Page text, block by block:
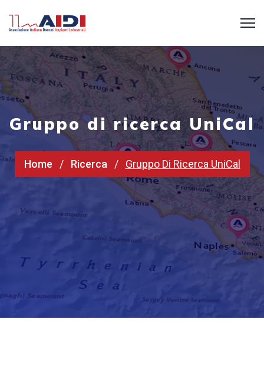
Gruppo di ricerca UniCal
Home Ricerca Gruppo Di Ricerca UniCal